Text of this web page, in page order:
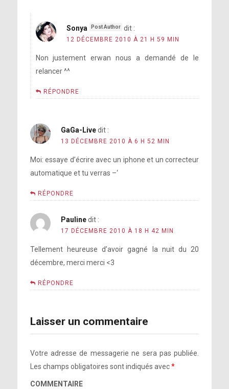
Sonya dit :
12 DÉCEMBRE 2010 À 21 H 59 MIN
Non justement erwan nous a demandé de le
relancer ^^
RÉPONDRE
GaGa-Live dit :
13 DÉCEMBRE 2010 À 6 H 52 MIN
Moi: essaye d’écrire avec un iphone et un correcteur
automatique et tu verras –‘
RÉPONDRE
Pauline dit :
17 DÉCEMBRE 2010 À 18 H 42 MIN
Tellement heureuse d’avoir gagné la nuit du 20
décembre, merci merci <3
RÉPONDRE
Laisser un commentaire
Votre adresse de messagerie ne sera pas publiée.
Les champs obligatoires sont indiqués avec*
COMMENTAIRE